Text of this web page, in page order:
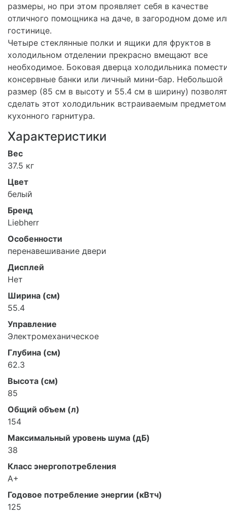
размеры, но при этом проявляет себя в качестве
отличного помощника на даче, в загородном доме
гостинице.
Четыре стеклянные полки и ящики для фруктов в
холодильном отделении прекрасно вмещают все
необходимое. Боковая дверца холодильника
консервные банки или личный мини-бар. Небольшой
размер (85 см в высоту и 55.4 см в ширину) позволят
сделать этот холодильник встраиваемым предметом
кухонного гарнитура.
Характеристики
Вес
37.5 кг
Цвет
белый
Бренд
Liebherr
Особенности
перенавешивание двери
Дисплей
Нет
Ширина (см)
55.4
Управление
Электромеханическое
Глубина (см)
62.3
Высота (см)
85
Общий объем (л)
154
Максимальный уровень шума (дБ)
38
Класс энергопотребления
A+
Годовое потребление энергии (кВтч)
125